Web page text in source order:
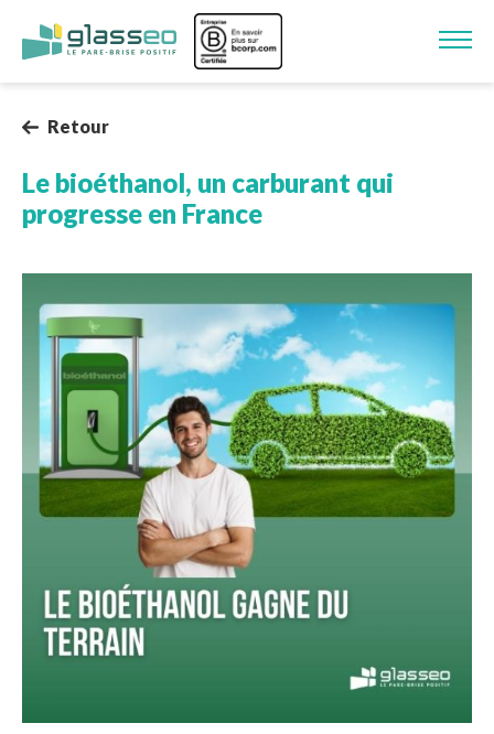
Aller au contenu principal
Image
Retour
Le bioéthanol, un carburant qui
progresse en France